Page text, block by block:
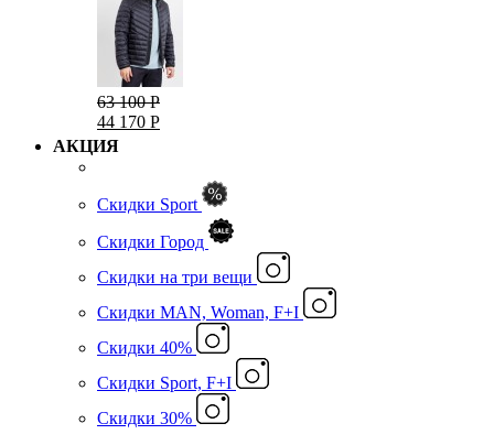
63 100 Р
44 170 Р
АКЦИЯ
Скидки Sport
Скидки Город
Cкидки на три вещи
Скидки MAN, Woman, F+I
Скидки 40%
Скидки Sport, F+I
Скидки 30%